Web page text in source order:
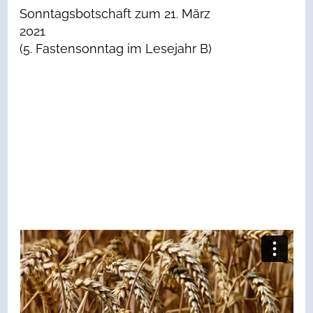
Sonntagsbotschaft zum 21. März
2021
(5. Fastensonntag im Lesejahr B)